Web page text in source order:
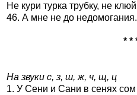
Не кури турка трубку, не клюй
46. А мне не до недомогания.
* *
На звуки с, з, ш, ж, ч, щ, ц
1. У Сени и Сани в сенях сом